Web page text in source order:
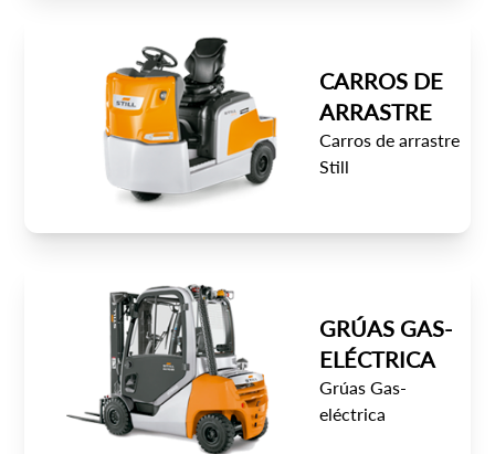
CARROS DE
ARRASTRE
Carros de arrastre
Still
GRÚAS GAS-
ELÉCTRICA
Grúas Gas-
eléctrica